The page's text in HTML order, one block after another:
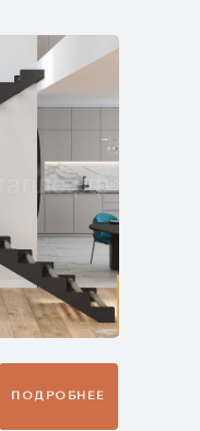
ПОДРОБНЕЕ